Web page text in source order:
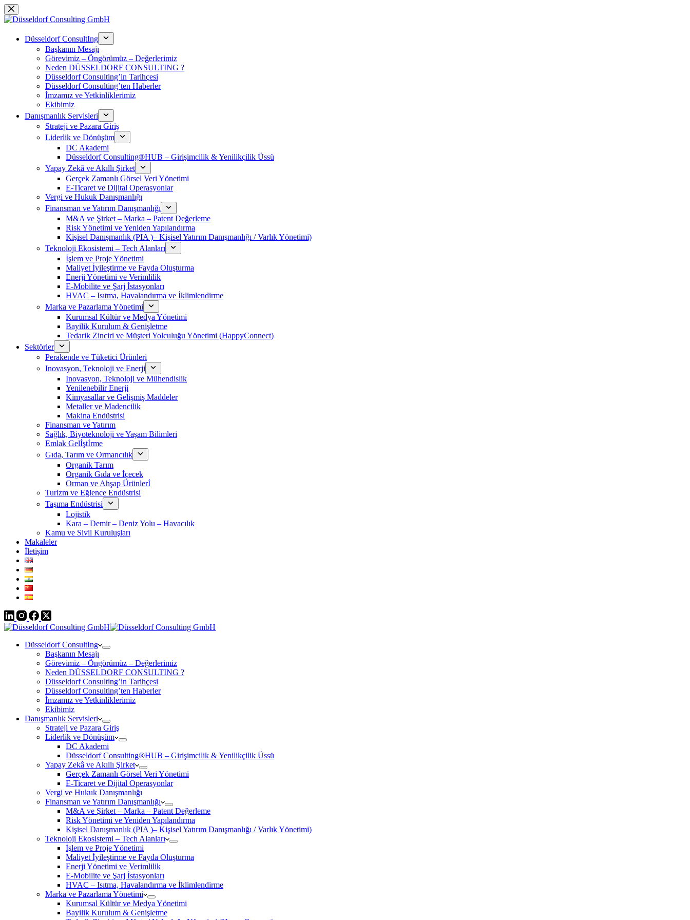
Skip
to
Düsseldorf ConsultIng
Başkanın Mesajı
Görevimiz – Öngörümüz – Değerlerimiz
Neden DÜSSELDORF CONSULTING ?
Düsseldorf Consulting’in Tarihçesi
Düsseldorf Consulting’ten Haberler
İmzamız ve Yetkinliklerimiz
Ekibimiz
Danışmanlık Servisleri
Strateji ve Pazara Giriş
Liderlik ve Dönüşüm
DC Akademi
Düsseldorf Consulting®HUB – Girişimcilik & Yenilikçilik Üssü
Yapay Zekâ ve Akıllı Şirket
Gerçek Zamanlı Görsel Veri Yönetimi
E-Ticaret ve Dijital Operasyonlar
Vergi ve Hukuk Danışmanlığı
Finansman ve Yatırım Danışmanlığı
M&A ve Şirket – Marka – Patent Değerleme
Risk Yönetimi ve Yeniden Yapılandırma
Kişisel Danışmanlık (PIA )– Kişisel Yatırım Danışmanlığı / Varlık Yönetimi)
Teknoloji Ekosistemi – Tech Alanları
İşlem ve Proje Yönetimi
Maliyet İyileştirme ve Fayda Oluşturma
Enerji Yönetimi ve Verimlilik
E-Mobilite ve Şarj İstasyonları
HVAC – Isıtma, Havalandırma ve İklimlendirme
Marka ve Pazarlama Yönetimi
Kurumsal Kültür ve Medya Yönetimi
Bayilik Kurulum & Genişletme
Tedarik Zinciri ve Müşteri Yolculuğu Yönetimi (HappyConnect)
Sektörler
Perakende ve Tüketici Ürünleri
Inovasyon, Teknoloji ve Enerji
Inovasyon, Teknoloji ve Mühendislik
Yenilenebilir Enerji
Kimyasallar ve Gelişmiş Maddeler
Metaller ve Madencilik
Makina Endüstrisi
Finansman ve Yatırım
Sağlık, Biyoteknoloji ve Yaşam Bilimleri
Emlak Gelİştİrme
Gıda, Tarım ve Ormancılık
Organik Tarım
Organik Gıda ve İçecek
Orman ve Ahşap Ürünlerİ
Turizm ve Eğlence Endüstrisi
Taşıma Endüstrisi
Lojistik
Kara – Demir – Deniz Yolu – Havacılık
Kamu ve Sivil Kuruluşları
Makaleler
İletişim
Düsseldorf ConsultIng
Başkanın Mesajı
Görevimiz – Öngörümüz – Değerlerimiz
Neden DÜSSELDORF CONSULTING ?
Düsseldorf Consulting’in Tarihçesi
Düsseldorf Consulting’ten Haberler
İmzamız ve Yetkinliklerimiz
Ekibimiz
Danışmanlık Servisleri
Strateji ve Pazara Giriş
Liderlik ve Dönüşüm
DC Akademi
Düsseldorf Consulting®HUB – Girişimcilik & Yenilikçilik Üssü
Yapay Zekâ ve Akıllı Şirket
Gerçek Zamanlı Görsel Veri Yönetimi
E-Ticaret ve Dijital Operasyonlar
Vergi ve Hukuk Danışmanlığı
Finansman ve Yatırım Danışmanlığı
M&A ve Şirket – Marka – Patent Değerleme
Risk Yönetimi ve Yeniden Yapılandırma
Kişisel Danışmanlık (PIA )– Kişisel Yatırım Danışmanlığı / Varlık Yönetimi)
Teknoloji Ekosistemi – Tech Alanları
İşlem ve Proje Yönetimi
Maliyet İyileştirme ve Fayda Oluşturma
Enerji Yönetimi ve Verimlilik
E-Mobilite ve Şarj İstasyonları
HVAC – Isıtma, Havalandırma ve İklimlendirme
Marka ve Pazarlama Yönetimi
Kurumsal Kültür ve Medya Yönetimi
Bayilik Kurulum & Genişletme